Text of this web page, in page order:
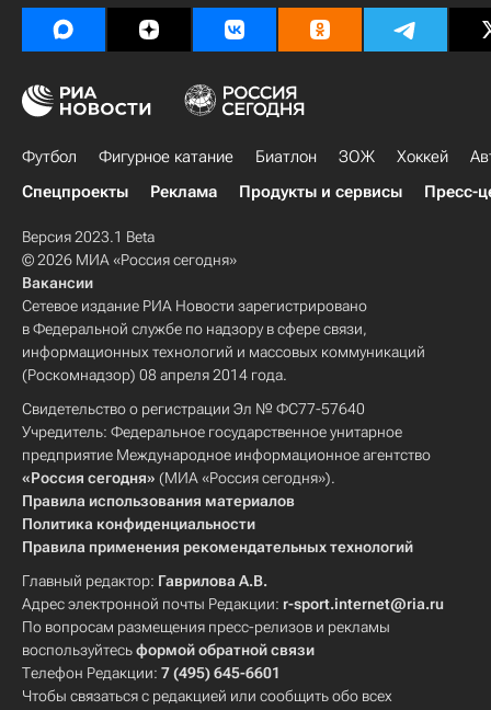
Футбол Фигурное катание Биатлон ЗОЖ Хоккей
Спецпроекты
Реклама Продукты и сервисы Пресс-
Версия 2023.1 Beta
© 2026 МИА «Россия сегодня»
Вакансии
Сетевое издание РИА Новости зарегистрировано
в Федеральной службе по надзору в сфере связи,
информационных технологий и массовых коммуникаций
(Роскомнадзор) 08 апреля 2014 года.
Свидетельство о регистрации Эл № ФС77-57640
Учредитель: Федеральное государственное унитарное
предприятие Международное информационное агентство
«Россия сегодня» (МИА «Россия сегодня»).
Правила использования материалов
Политика конфиденциальности
Правила применения рекомендательных технологий
Главный редактор: Гаврилова А.В.
Адрес электронной почты Редакции: r-sport.internet@ria.ru
По вопросам размещения пресс-релизов и рекламы
воспользуйтесьформой обратной связи
Телефон Редакции: 7 (495) 645-6601
Чтобы связаться с редакцией или сообщить обо всех